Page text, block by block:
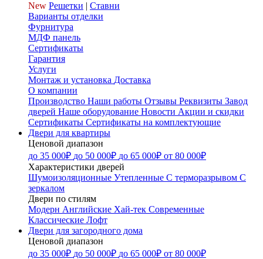
New Решетки | Ставни
Варианты отделки
Фурнитура
МДФ панель
Сертификаты
Гарантия
Услуги
Монтаж и установка Доставка
О компании
Производство Наши работы Отзывы Реквизиты Завод
дверей Наше оборудование Новости Акции и скидки
Сертификаты Сертификаты на комплектующие
Двери для квартиры
Ценовой диапазон
до 35 000₽ до 50 000₽ до 65 000₽ от 80 000₽
Характеристики дверей
Шумоизоляционные Утепленные С терморазрывом С
зеркалом
Двери по стилям
Модерн Английские Хай-тек Современные
Классические Лофт
Двери для загородного дома
Ценовой диапазон
до 35 000₽ до 50 000₽ до 65 000₽ от 80 000₽